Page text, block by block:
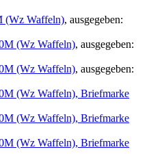
(Wz Waffeln), ausgegeben:
(Wz Waffeln), ausgegeben:
(Wz Waffeln), ausgegeben:
(Wz Waffeln), Briefmarke
(Wz Waffeln), Briefmarke
(Wz Waffeln), Briefmarke